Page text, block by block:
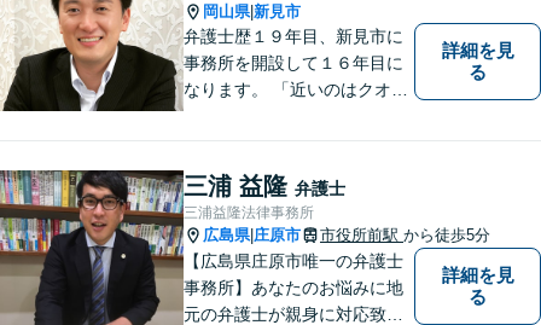
岡山県|新見市
弁護士歴１９年目、新見市に
事務所を開設して１６年目に
なります。 「近いのはクオリ
皆さまに距離的にも精神的に
も「近い」法律事務所となれ
るよう職員一同頑張っていま
す。 お気軽にお問い合わせく
ださい。
詳細を見
る
三浦 益隆 弁護士
三浦益隆法律事務所
広島県| 庄原市 市役所前駅 から徒歩5分
【広島県庄原市唯一の弁護士
事務所】あなたのお悩みに地
元の弁護士が親身に対応致し
詳細を見
る